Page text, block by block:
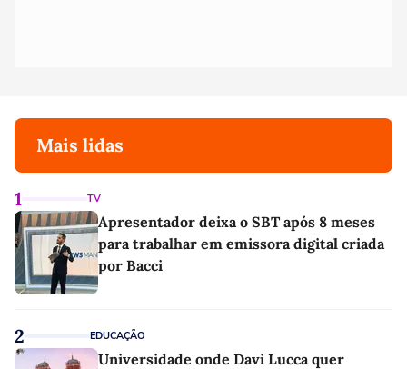
Mais lidas
1 TV
Apresentador deixa o SBT após 8 meses
para trabalhar em emissora digital criada
por Bacci
2 EDUCAÇÃO
Universidade onde Davi Lucca quer